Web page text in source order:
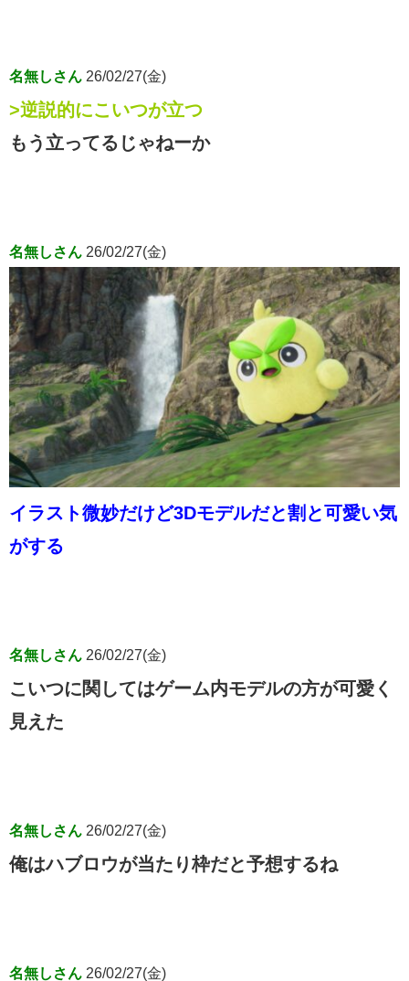
名無しさん 26/02/27(金)
>逆説的にこいつが立つ
もう立ってるじゃねーか
名無しさん 26/02/27(金)
イラスト微妙だけど3Dモデルだと割と可愛い気
がする
名無しさん 26/02/27(金)
こいつに関してはゲーム内モデルの方が可愛く
見えた
名無しさん 26/02/27(金)
俺はハブロウが当たり枠だと予想するね
名無しさん 26/02/27(金)